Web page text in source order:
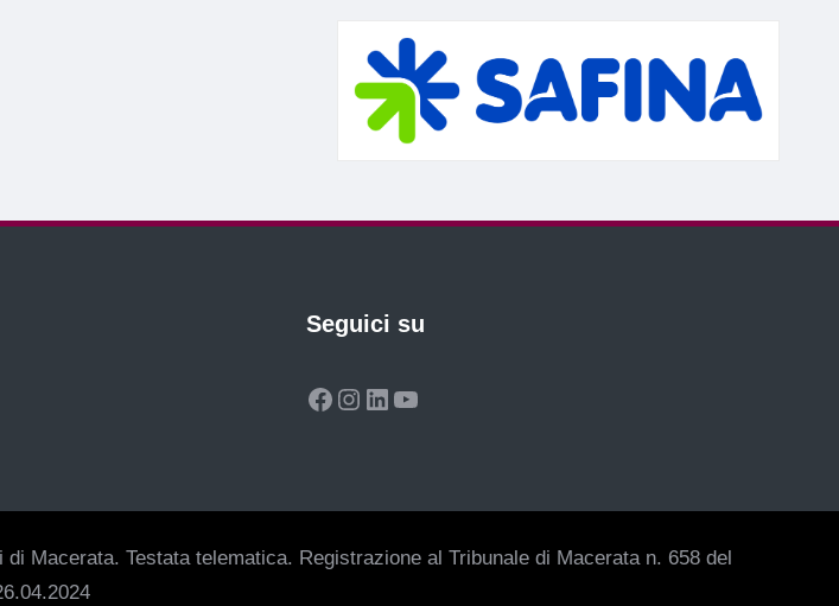
Seguici su
Facebook
Instagram
LinkedIn
YouTube
Macerata. Testata telematica. Registrazione al Tribunale di Macerata n. 658 del